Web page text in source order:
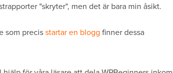
"skryter", men det är bara min åsikt.
som precisstartar en blogg finner dessa